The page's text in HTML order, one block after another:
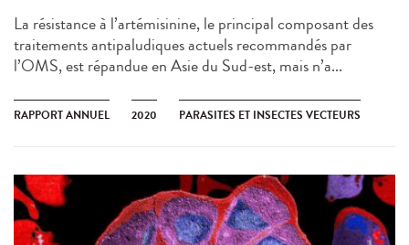
La résistance à l’artémisinine, le principal composant des
traitements antipaludiques actuels recommandés par
l’OMS, est répandue en Asie du Sud-est, mais n’a...
RAPPORT ANNUEL 2020 PARASITES ET INSECTES VECTEURS